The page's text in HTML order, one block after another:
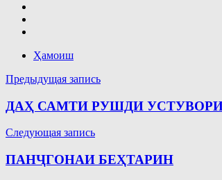
Ҳамоиш
Навигация
по
записям
Предыдущая запись
ДАҲ САМТИ РУШДИ
Следующая запись
ПАНҶГОНАИ БЕҲТАРИН